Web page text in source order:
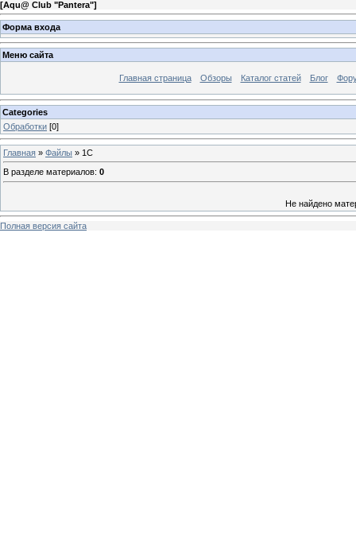
[Aqu@ Club "Pantera"]
Форма входа
Меню сайта
Главная страница Обзоры Каталог статей Блог
Categories
Обработки [0]
Главная » Файлы » 1C
В разделе материалов: 0
Не найдено
Полная версия сайта